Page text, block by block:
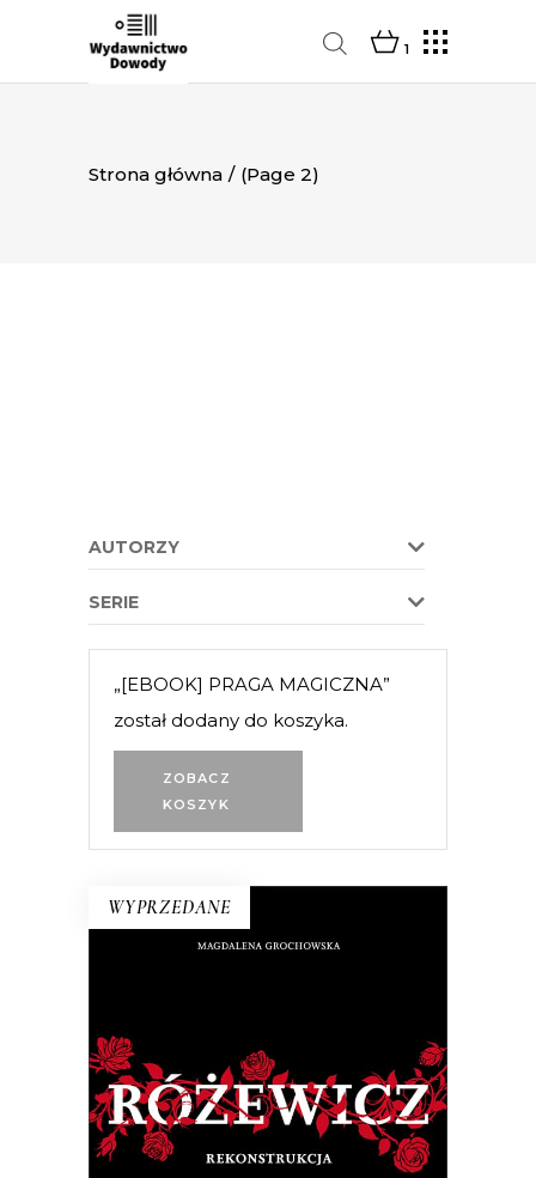
1
Strona główna / (Page 2)
AUTORZY
SERIE
ZOBACZ
KOSZYK
„[EBOOK] PRAGA MAGICZNA”
został dodany do koszyka.
WYPRZEDANE
RÓŻEWICZ. REKONSTRUKCJA
(tom 1)
Na pytanie: „Kim jesteś?”, Tadeusz
Różewicz odpowiedział przed laty: „Kto